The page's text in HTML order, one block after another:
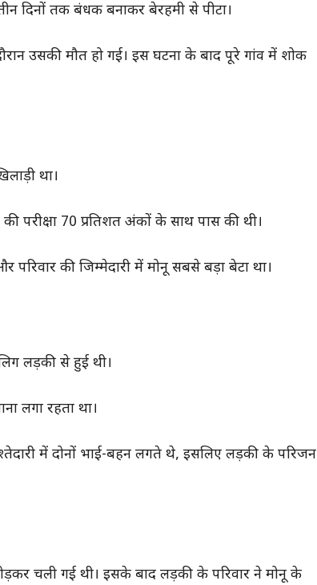
दिनों तक बंधक बनाकर बेरहमी से पीटा।
उसकी मौत हो गई। इस घटना के बाद पूरे गांव में शोक
था।
परीक्षा 70 प्रतिशत अंकों के साथ पास की थी।
परिवार की जिम्मेदारी में मोनू सबसे बड़ा बेटा था।
लड़की से हुई थी।
लगा रहता था।
में दोनों भाई-बहन लगते थे, इसलिए लड़की के परिजन
चली गई थी। इसके बाद लड़की के परिवार ने मोनू के